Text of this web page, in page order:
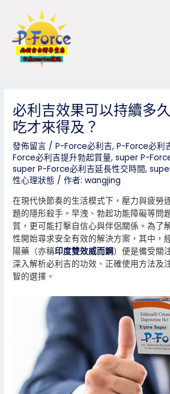
必利吉效果可以持續多
吃才來得及？
發佈留言 /P-Force必利吉,P-Force必利
Force必利吉提升勃起質量,super P-
super P-Force必利吉延長性交時間,
性心理狀態 / 作者:wangjing
在現代快節奏的生活模式下，壓力與疲勞
題的隱形殺手。早洩、勃起功能障礙等問
質，更可能打擊自信心與伴侶關係。為了
性開始尋求安全有效的解決方案，其中，
陽藥（亦稱印度雙效威而鋼）便是備受關
深入解析必利吉的功效、正確使用方法及
智的選擇。
navigation